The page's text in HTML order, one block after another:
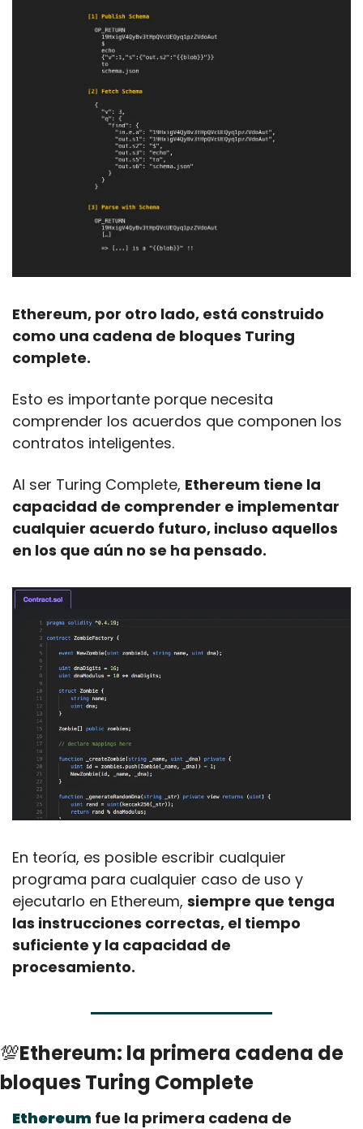
Ethereum, por otro lado, está construido
como una cadena de bloques Turing
complete.
Esto es importante porque necesita
comprender los acuerdos que componen los
contratos inteligentes.
Al ser Turing Complete, Ethereum tiene la
capacidad de comprender e implementar
cualquier acuerdo futuro, incluso aquellos
en los que aún no se ha pensado.
En teoría, es posible escribir cualquier
programa para cualquier caso de uso y
ejecutarlo en Ethereum, siempre que tenga
las instrucciones correctas, el tiempo
suficiente y la capacidad de
procesamiento.
💯Ethereum: la primera cadena de
bloques Turing Complete
Ethereum fue la primera cadena de